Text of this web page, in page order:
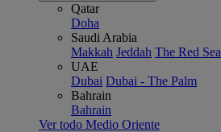
Qatar
Doha
Saudi Arabia
Makkah Jeddah The Red Sea
UAE
Dubai Dubai - The Palm
Bahrain
Bahrain
Ver todo Medio Oriente